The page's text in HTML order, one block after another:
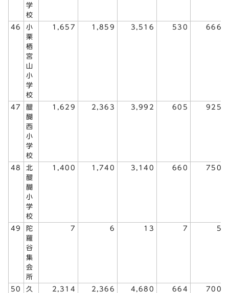
学
校
46
小
栗
栖
宮
山
小
学
校
1,657 1,859 3,516 530 666
47
醍
醐
西
小
学
校
1,629 2,363 3,992 605 925
48
北
醍
醐
小
学
校
1,400 1,740 3,140 660 750
49
陀
羅
谷
集
会
所
7 6 13 7 5
50
久
2,314 2,366 4,680 664 700